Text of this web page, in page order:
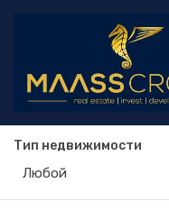
Тип недвижимости
Любой